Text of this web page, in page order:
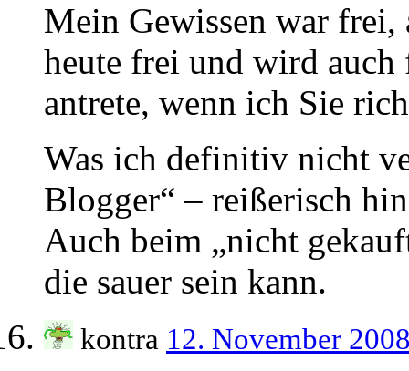
Mein Gewissen war frei,
heute frei und wird
antrete, wenn ich Sie
Was ich definitiv nicht
Blogger“ – reißerisch
Auch beim „nicht
die sauer sein kann.
kontra 12. November